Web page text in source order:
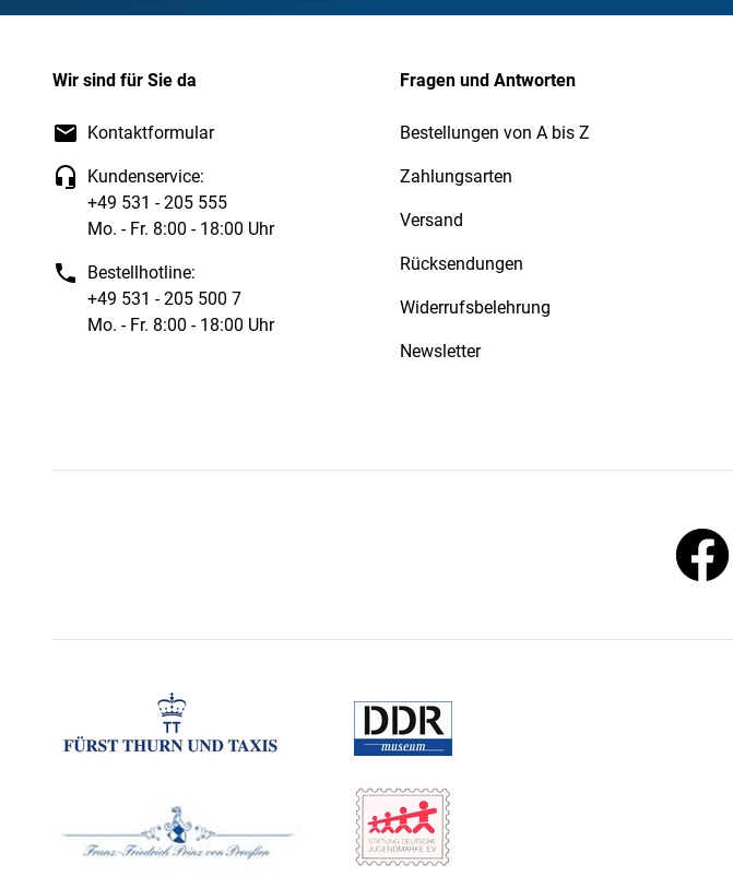
Wir sind für Sie da
Kontaktformular
Kundenservice:
+49 531 - 205 555
Mo. - Fr. 8:00 - 18:00 Uhr
Bestellhotline:
+49 531 - 205 500 7
Mo. - Fr. 8:00 - 18:00 Uhr
Fragen und Antworten
Bestellungen von A bis Z
Zahlungsarten
Versand
Rücksendungen
Widerrufsbelehrung
Newsletter